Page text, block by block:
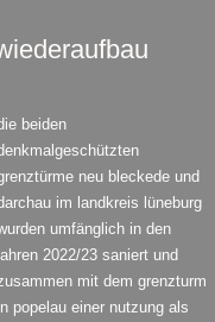
beiden
neu bleckede und
im landkreis lüneburg
umfänglich in den
2022/23 saniert und
mit dem grenzturm
popelau einer nutzung als